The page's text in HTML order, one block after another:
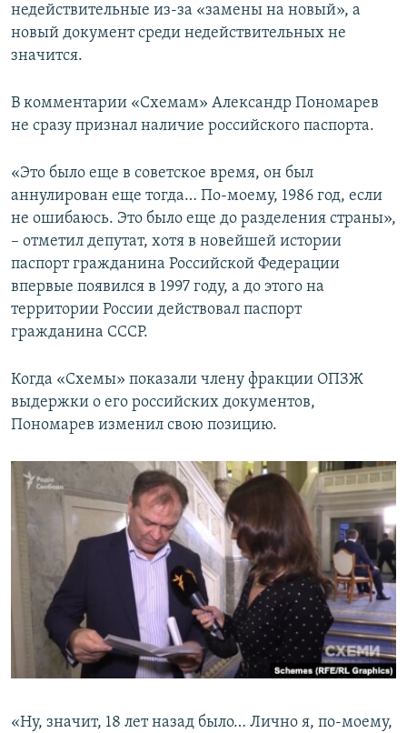
недействительные из-за «замены на новый», а
новый документ среди недействительных не
значится.
В комментарии «Схемам» Александр Пономарев
не сразу признал наличие российского паспорта.
«Это было еще в советское время, он был
аннулирован еще тогда… По-моему, 1986 год, если
не ошибаюсь. Это было еще до разделения страны»,
– отметил депутат, хотя в новейшей истории
паспорт гражданина Российской Федерации
впервые появился в 1997 году, а до этого на
территории России действовал паспорт
гражданина СССР.
Когда «Схемы» показали члену фракции ОПЗЖ
выдержки о его российских документов,
Пономарев изменил свою позицию.
«Ну, значит, 18 лет назад было… Лично я, по-моему,